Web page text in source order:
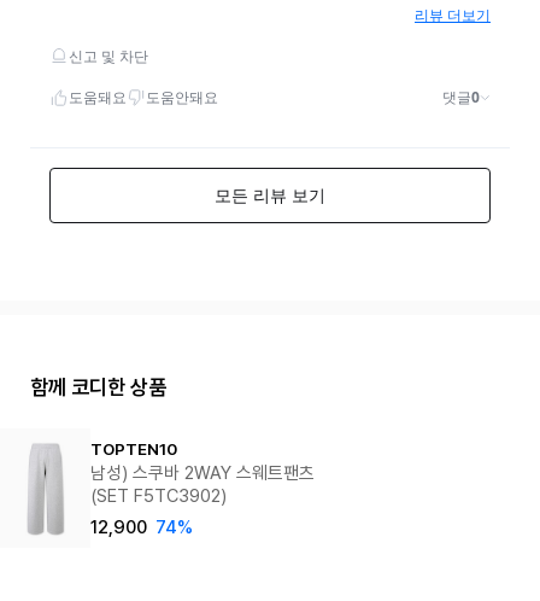
함께 코디한 상품
TOPTEN10
남성) 스쿠바 2WAY 스웨트팬츠
(SET F5TC3902)
12,900 74%